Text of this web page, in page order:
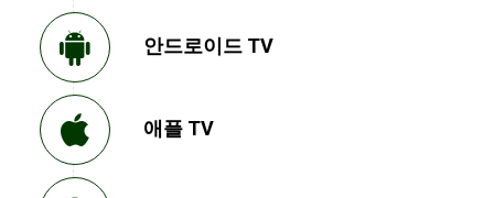
안드로이드 TV
애플 TV